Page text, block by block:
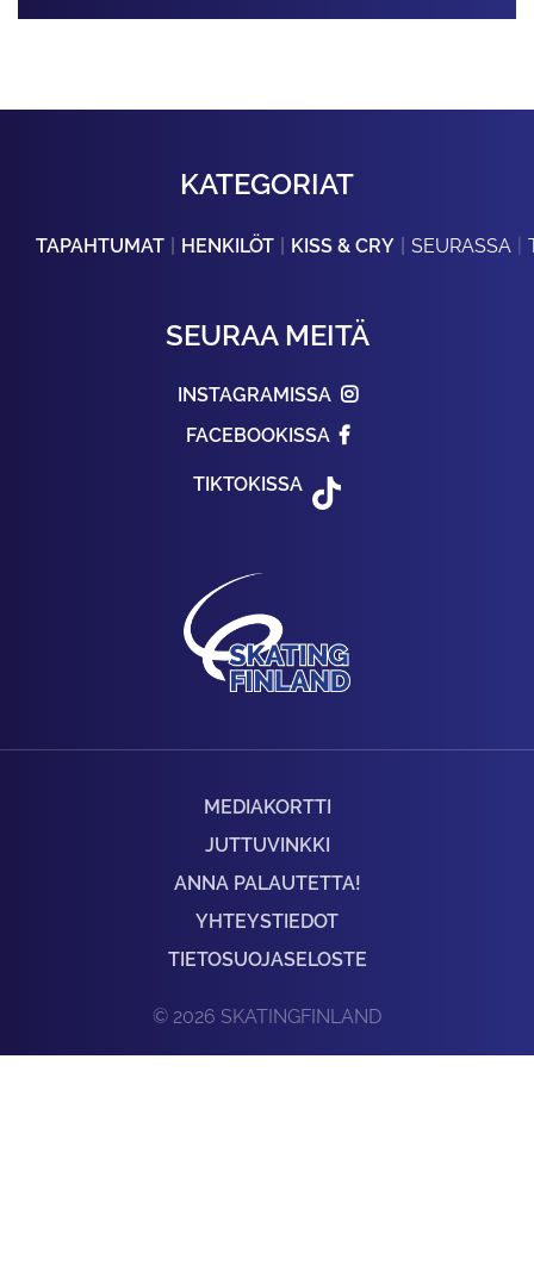
KATEGORIAT
TAPAHTUMAT HENKILÖT KISS & CRY SEURASSA
SEURAA MEITÄ
INSTAGRAMISSA
FACEBOOKISSA
TIKTOKISSA
MEDIAKORTTI
JUTTUVINKKI
ANNA PALAUTETTA!
YHTEYSTIEDOT
TIETOSUOJASELOSTE
© 2026 SKATINGFINLAND